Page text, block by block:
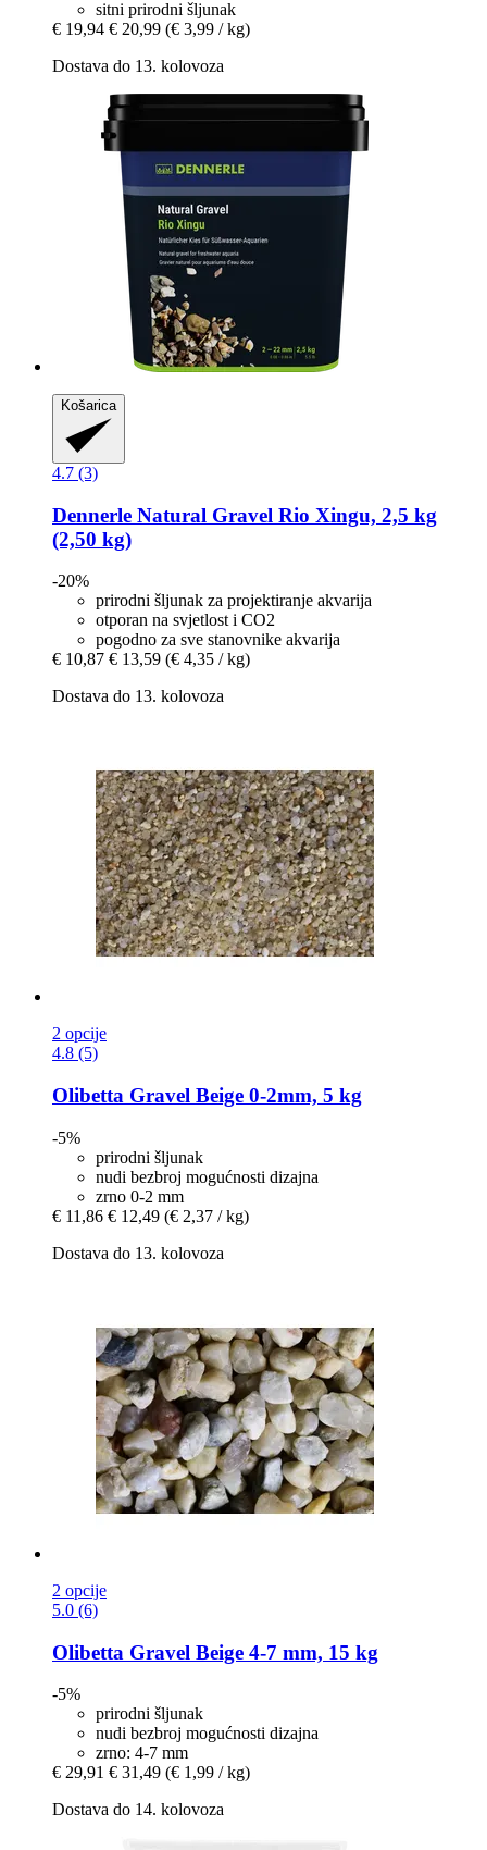
sitni prirodni šljunak
€ 19,94 € 20,99 (€ 3,99 / kg)
Dostava do 13. kolovoza
Košarica
4.7 (3)
Dennerle Natural Gravel Rio Xingu, 2,5 kg
(2,50 kg)
-20%
prirodni šljunak za projektiranje akvarija
otporan na svjetlost i CO2
pogodno za sve stanovnike akvarija
€ 10,87 € 13,59 (€ 4,35 / kg)
Dostava do 13. kolovoza
2 opcije
4.8 (5)
Olibetta Gravel Beige 0-​2mm, 5 kg
-5%
prirodni šljunak
nudi bezbroj mogućnosti dizajna
zrno 0-2 mm
€ 11,86 € 12,49 (€ 2,37 / kg)
Dostava do 13. kolovoza
2 opcije
5.0 (6)
Olibetta Gravel Beige 4-​7 mm, 15 kg
-5%
prirodni šljunak
nudi bezbroj mogućnosti dizajna
zrno: 4-7 mm
€ 29,91 € 31,49 (€ 1,99 / kg)
Dostava do 14. kolovoza